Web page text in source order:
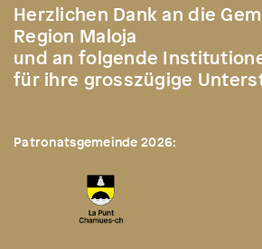
Herzlichen Dank an die
Region Maloja
und an folgende
für ihre grosszügige
Patronatsgemeinde 2026: